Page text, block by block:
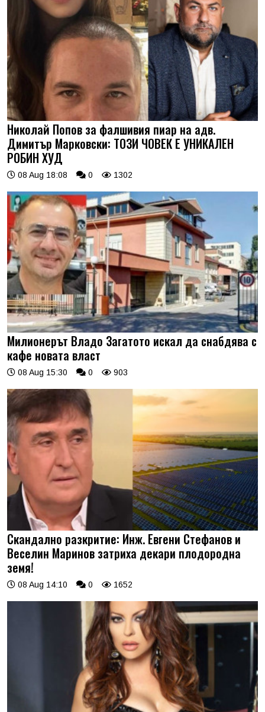
Николай Попов за фалшивия пиар на адв.
Димитър Марковски: ТОЗИ ЧОВЕК Е УНИКАЛЕН
РОБИН ХУД
08 Aug 18:08 0 1302
Милионерът Владо Загатото искал да снабдява с
кафе новата власт
08 Aug 15:30 0 903
Скандално разкритие: Инж. Евгени Стефанов и
Веселин Маринов затриха декари плодородна
земя!
08 Aug 14:10 0 1652